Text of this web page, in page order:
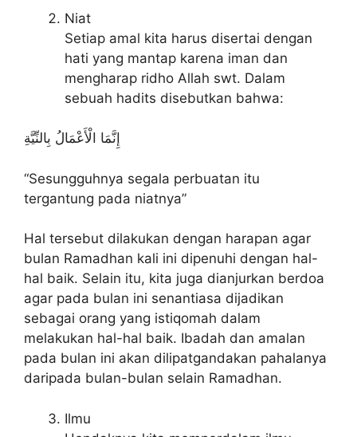
Niat
Setiap amal kita harus disertai dengan
hati yang mantap karena iman dan
mengharap ridho Allah swt. Dalam
sebuah hadits disebutkan bahwa:
إِنَّمَا الْأَعْمَالُ بِالنِّيَّةِ
“Sesungguhnya segala perbuatan itu
tergantung pada niatnya”
Hal tersebut dilakukan dengan harapan agar
bulan Ramadhan kali ini dipenuhi dengan hal-
hal baik. Selain itu, kita juga dianjurkan berdoa
agar pada bulan ini senantiasa dijadikan
sebagai orang yang istiqomah dalam
melakukan hal-hal baik. Ibadah dan amalan
pada bulan ini akan dilipatgandakan pahalanya
daripada bulan-bulan selain Ramadhan.
Ilmu